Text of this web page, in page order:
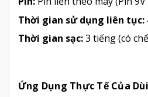
Thời gian sử dụng liên tục:
Thời gian sạc:3 tiếng (có
Ứng Dụng Thực Tế Của